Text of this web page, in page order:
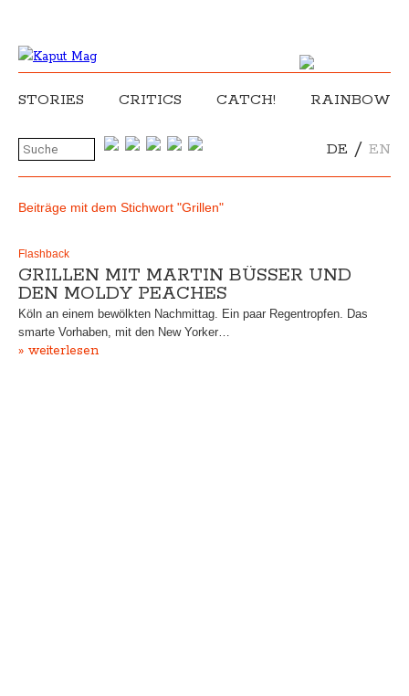
STORIES CRITICS CATCH! RAINBOW
DE / EN
Beiträge mit dem Stichwort "Grillen"
Flashback
GRILLEN MIT MARTIN BÜSSER UND
DEN MOLDY PEACHES
Köln an einem bewölkten Nachmittag. Ein paar Regentropfen. Das
smarte Vorhaben, mit den New Yorker…
» weiterlesen